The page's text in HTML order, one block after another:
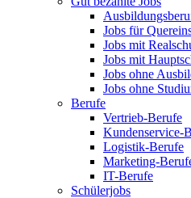
Jobs für
Jobs mit
Jobs mit
Jobs ohne
Jobs ohne
Berufe
Vertrieb-Berufe
Kundenservice-
Logistik-Berufe
Marketing-
IT-Berufe
Schülerjobs